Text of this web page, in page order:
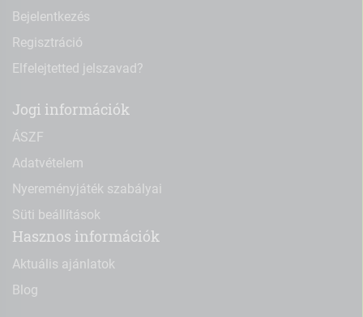
Bejelentkezés
Regisztráció
Elfelejtetted jelszavad?
Jogi információk
ÁSZF
Adatvételem
Nyereményjáték szabályai
Süti beállítások
Hasznos információk
Aktuális ajánlatok
Blog